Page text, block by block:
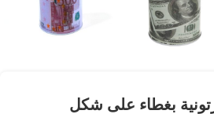
بغطاء على شكل